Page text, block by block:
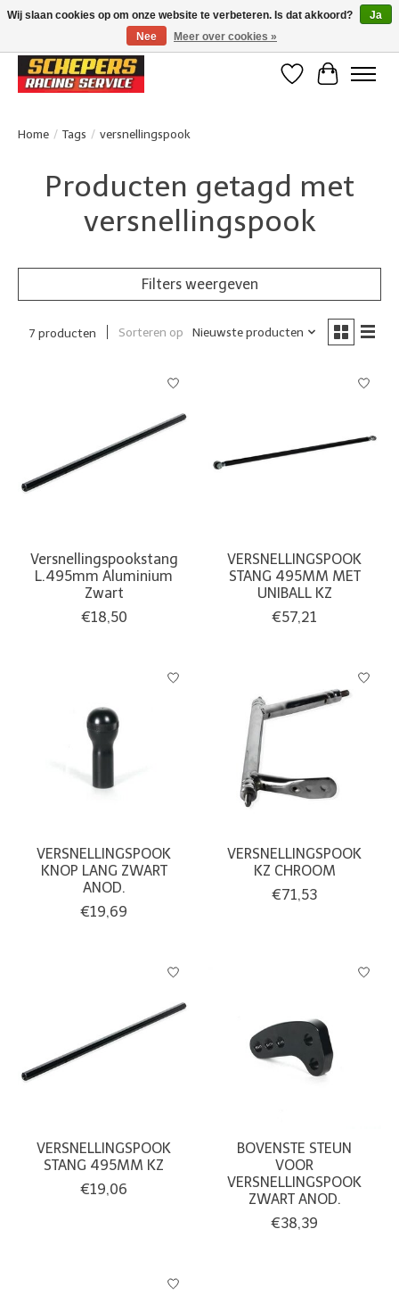
Klanten beoordelen ons met een 4,8/5 op Google reviews
Verlanglijst
Home / Tags / versnellingspook
Producten getagd met
versnellingspook
Filters weergeven
7 producten Sorteren op Nieuwste producten
Versnellingspookstang
L.495mm Aluminium
Zwart
€18,50
VERSNELLINGSPOOK
STANG 495MM MET
UNIBALL KZ
€57,21
VERSNELLINGSPOOK
KNOP LANG ZWART
ANOD.
€19,69
VERSNELLINGSPOOK
KZ CHROOM
€71,53
VERSNELLINGSPOOK
STANG 495MM KZ
€19,06
BOVENSTE STEUN
VOOR
VERSNELLINGSPOOK
ZWART ANOD.
€38,39
Wij slaan cookies op om onze website te verbeteren. Is dat akkoord?
Ja
Nee
Meer over cookies »